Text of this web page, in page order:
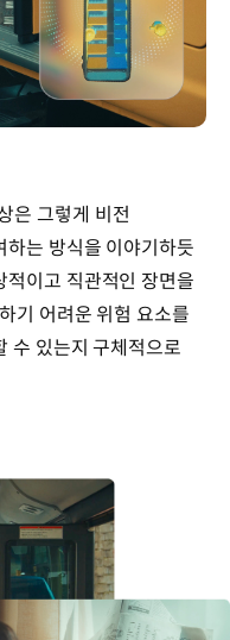
그렇게 비전
는 방식을 이야기하듯
이고 직관적인 장면을
기 어려운 위험 요소를
수 있는지 구체적으로